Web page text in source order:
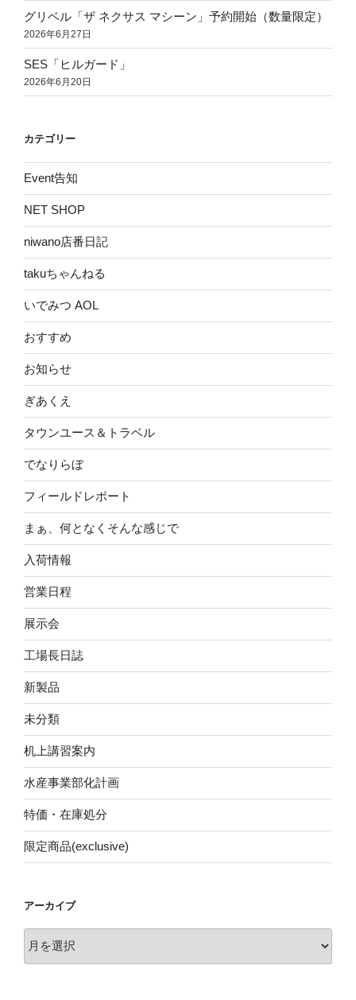
グリベル「ザ ネクサス マシーン」予約開始（数量限定）
2026年6月27日
SES「ヒルガード」
2026年6月20日
カテゴリー
Event告知
NET SHOP
niwano店番日記
takuちゃんねる
いでみつ AOL
おすすめ
お知らせ
ぎあくえ
タウンユース＆トラベル
でなりらぼ
フィールドレポート
まぁ、何となくそんな感じで
入荷情報
営業日程
展示会
工場長日誌
新製品
未分類
机上講習案内
水産事業部化計画
特価・在庫処分
限定商品(exclusive)
アーカイブ
ー